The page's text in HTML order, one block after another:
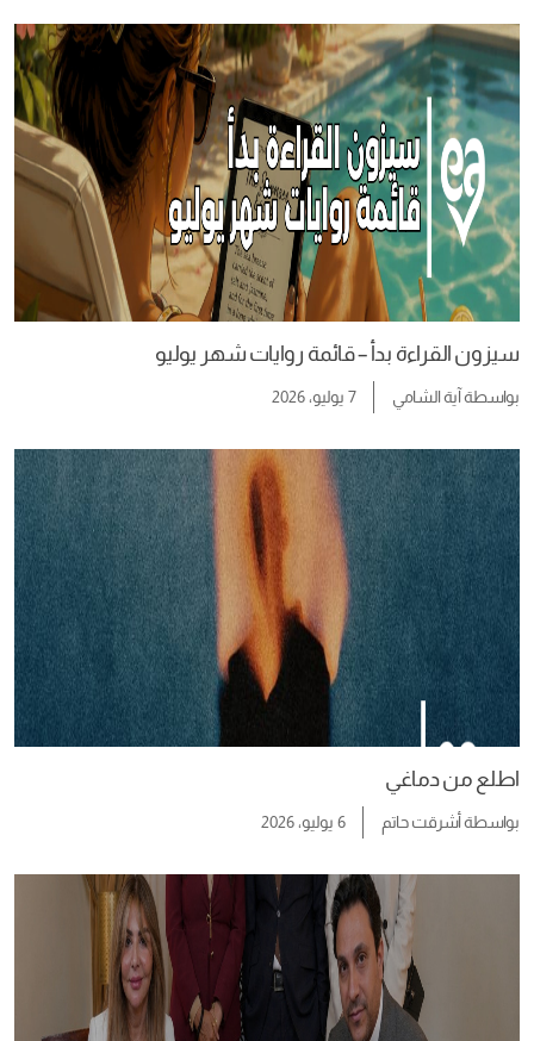
سيزون القراءة بدأ – قائمة روايات شهر يوليو
بواسطةآية الشامي 7 يوليو، 2026
اطلع من دماغي
بواسطةأشرقت حاتم 6 يوليو، 2026